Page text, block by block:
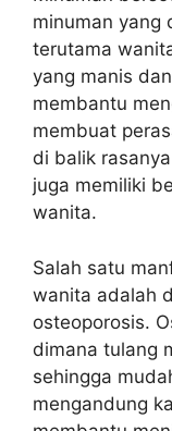
minuman yang
terutama
yang manis
membantu
membuat
di balik
juga memiliki
wanita.
Salah satu
wanita adalah
osteoporosis.
dimana tulang
sehingga
mengandung